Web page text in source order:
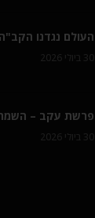
העולם נגדנו
30 ביולי 2026
פרשת עקב –
30 ביולי 2026